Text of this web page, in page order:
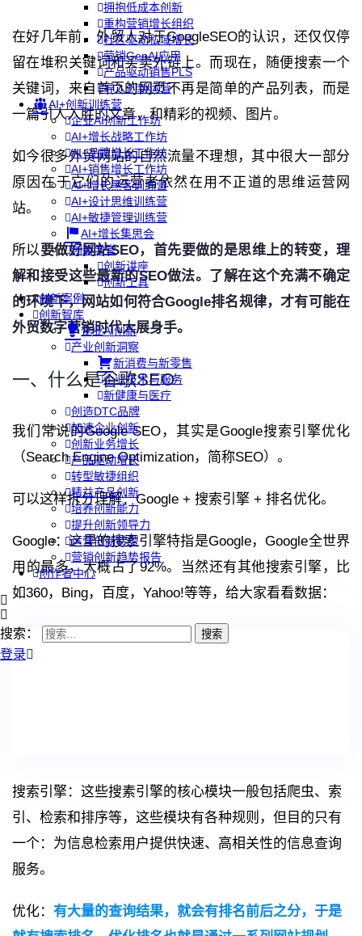
拥抱低成本创新
重构营销增长组织
社区驱动私域增长
营销GenAI应用
产品驱动销售PLS
导入创新运营
AI+创新训练营
企业AI创新工作坊
AI+增长战略工作坊
AI+品牌增长工作坊
AI+销售增长工作坊
AI+增长黑客训练营
AI+设计思维训练营
AI+敏捷管理训练营
AI+增长集思会
创新学堂
创新讲座
创新工具
创新案例
创新智库
企业AI创新
产业创新洞察
新消费与新零售
企业技术与服务
新健康与医疗
创造DTC品牌
加速企业创新
创新业务增长
产品驱动增长
转型敏捷组织
精益产品创新
培养创新能力
提升创新领导力
运营创新转型
营销创新趋势报告
创作者中心
搜索：
登录
在好几年前，外贸人对于GoogleSEO的认识，还仅仅停
留在堆积关键词和买卖外链上。而现在，随便搜索一个
关键词，来自首页的网页不再是简单的产品列表，而是
一篇引人入胜的文章，和精彩的视频、图片。
如今很多外贸网站的自然流量不理想，其中很大一部分
原因在于它们的运营者依然在用不正道的思维运营网
站。
所以要做好网站SEO，首先要做的是思维上的转变，理
解和接受这些最新的SEO做法。了解在这个充满不确定
的环境下，网站如何符合Google排名规律，才有可能在
外贸数字营销时代大展身手。
一、什么是谷歌SEO
我们常说的Google SEO，其实是Google搜索引擎优化
（Search Engine Optimization，简称SEO）。
可以这样拆分理解：Google + 搜索引擎 + 排名优化。
Google：这里的搜索引擎特指是Google，Google全世界
用的最多，大概占了92%。当然还有其他搜索引擎，比
如360，Bing，百度，Yahoo!等等，给大家看看数据：
搜索引擎：这些搜素引擎的核心模块一般包括爬虫、索
引、检索和排序等，这些模块有各种规则，但目的只有
一个：为信息检索用户提供快速、高相关性的信息查询
服务。
优化： 有大量的查询结果，就会有排名前后之分，于是